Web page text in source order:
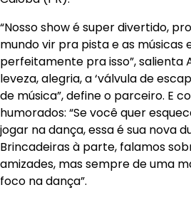
“Nosso show é super divertido,
mundo vir pra pista e as músicas
perfeitamente pra isso”, salienta
leveza, alegria, a ‘válvula de
de música”, define o parceiro. E
humorados: “Se você quer
jogar na dança, essa é sua nova
Brincadeiras à parte, falamos
amizades, mas sempre de uma
foco na dança”.